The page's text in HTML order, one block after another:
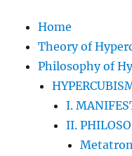
Home
Theory of
Philosophy of
I.
II.